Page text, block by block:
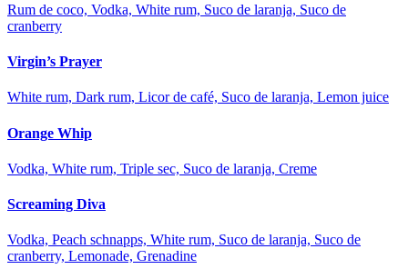
Rum de coco, Vodka, White rum, Suco de laranja, Suco de
cranberry
Virgin’s Prayer
White rum, Dark rum, Licor de café, Suco de laranja, Lemon juice
Orange Whip
Vodka, White rum, Triple sec, Suco de laranja, Creme
Screaming Diva
Vodka, Peach schnapps, White rum, Suco de laranja, Suco de
cranberry, Lemonade, Grenadine